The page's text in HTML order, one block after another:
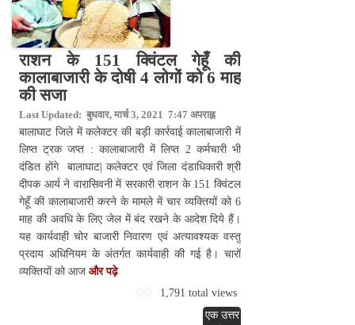
राशन के 151 क्विंटल गेहूँ की
कालाबाजारी के दोषी 4 लोगों को 6 माह
की सजा
Last Updated: बुधवार, मार्च 3, 2021 7:47 अपराह्न
बालाघाट जिले में कलेक्टर की बड़ी कार्रवाई कालाबाजारी में
लिप्त ट्रक जप्त : कालाबाजारी में लिप्त 2 कर्मचारी भी
दंडित होंगे बालाघाट| कलेक्टर एवं जिला दंडाधिकारी श्री
दीपक आर्य ने वारासिवनी में सरकारी राशन के 151 क्विंटल
गेहूँ की कालाबाजारी करने के मामले में चार व्यक्तियों को 6
माह की अवधि के लिए जेल में बंद रखने के आदेश दिये हैं।
यह कार्यवाही चोर बाजारी निवारण एवं अत्यावश्यक वस्तु
प्रदाय अधिनियम के अंतर्गत कार्यवाही की गई है। चारों
व्यक्तियों को आज और पढ़े
1,791 total views
एक उत्तर